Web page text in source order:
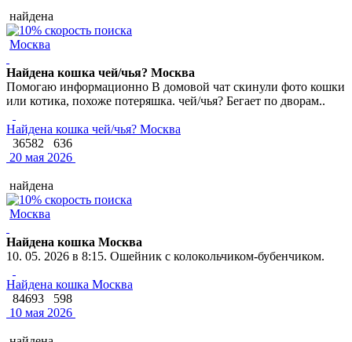
найдена
Москва
Найдена кошка чей/чья? Москва
Помогаю информационно В домовой чат скинули фото кошки
или котика, похоже потеряшка. чей/чья? Бегает по дворам..
Найдена кошка чей/чья? Москва
36582
636
20 мая 2026
найдена
Москва
Найдена кошка Москва
10. 05. 2026 в 8:15. Ошейник с колокольчиком-бубенчиком.
Найдена кошка Москва
84693
598
10 мая 2026